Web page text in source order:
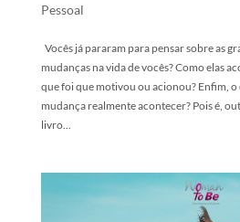
Pessoal
Vocês já pararam para pensar sobre as
mudanças na vida de vocês? Como elas
que foi que motivou ou acionou? Enfim, o
mudança realmente acontecer? Pois é,
livro...